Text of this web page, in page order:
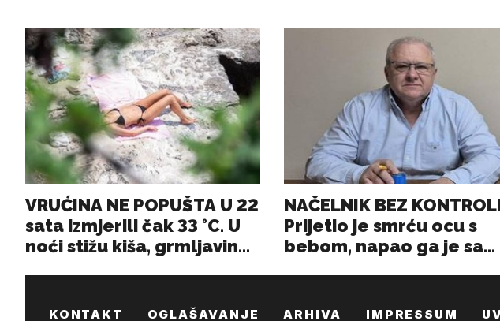
KONTAKT OGLAŠAVANJE ARHIVA IMPRESSUM